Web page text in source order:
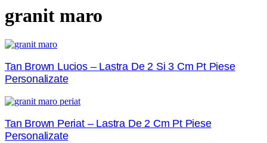
granit maro
Tan Brown Lucios – Lastra De 2 Si 3 Cm Pt Piese
Personalizate
Tan Brown Periat – Lastra De 2 Cm Pt Piese
Personalizate